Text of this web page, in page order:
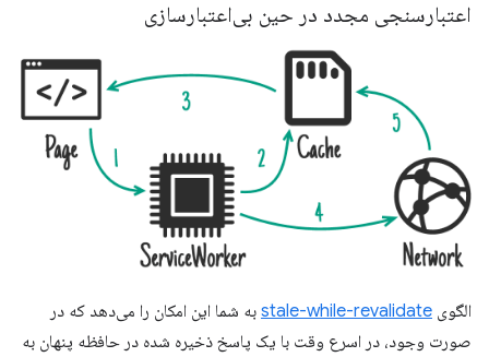
اعتبارسنجی مجدد در حین بی‌اعتبارسازی
الگوی stale-while-revalidate به شما این امکان را می‌دهد که در
صورت وجود، در اسرع وقت با یک پاسخ ذخیره شده در حافظه پنهان به